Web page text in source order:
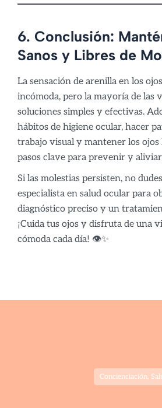
6. Conclusión:
Sanos y Libres de
La sensación de arenilla en los
incómoda, pero la mayoría de las
soluciones simples y efectivas.
hábitos de higiene ocular, hacer
trabajo visual y mantener los ojos
pasos clave para prevenir y
Si las molestias persisten, no
especialista en salud ocular para
diagnóstico preciso y un
¡Cuida tus ojos y disfruta de una
cómoda cada día! 👁✨
Concienciación,